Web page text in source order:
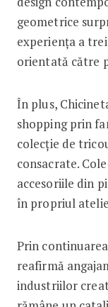
geometrice
experiența a
orientată către
În plus,
shopping prin
colecție de
consacrate.
accesoriile din
în propriul
Prin
reafirmă
industriilor